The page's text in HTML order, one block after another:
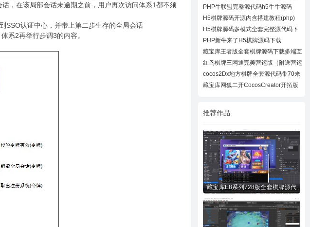
，在该局部会话未逾期之前，用户再次访问体系1都不须
SSO认证中心，并带上第二步生存的全局会话
系2再举行步调3的内容。
全套源码
PHP牛联盟完整源代码h5牛牛源码
H5棋牌源码开源内含搭建教程(php)
H5棋牌源码多模式全套完整源代码下
载
PHP新牛来了H5棋牌源码下载
藏宝库王者版全套棋牌源码下载多端互
通棋牌
红鸟棋牌三网通完美营运版（附送营运
教程）
cocos2Dx地方棋牌全套源代码带70来
款子游戏
藏宝库网狐二开CocosCreator开拓版
推荐作品
藏宝库E8系列728版全套棋牌源代
码下载